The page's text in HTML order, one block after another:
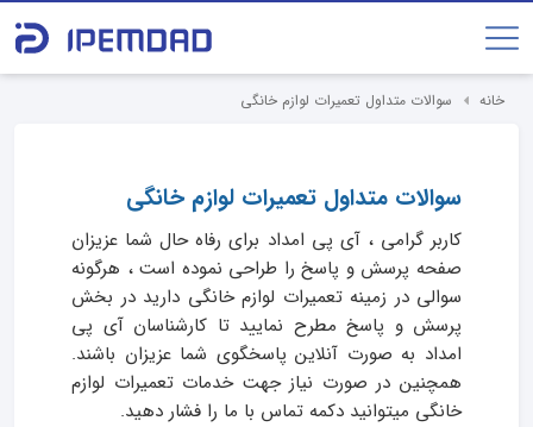
خانه سوالات متداول تعمیرات لوازم خانگی
سوالات متداول تعمیرات لوازم خانگی
کاربر گرامی ، آی پی امداد برای رفاه حال شما عزیزان
صفحه پرسش و پاسخ را طراحی نموده است ، هرگونه
سوالی در زمینه تعمیرات لوازم خانگی دارید در بخش
پرسش و پاسخ مطرح ‌نمایید تا کارشناسان آی پی
امداد به صورت آنلاین پاسخگوی شما عزیزان باشند.
همچنین در صورت نیاز جهت خدمات تعمیرات لوازم
خانگی میتوانید دکمه تماس با ما را فشار دهید.